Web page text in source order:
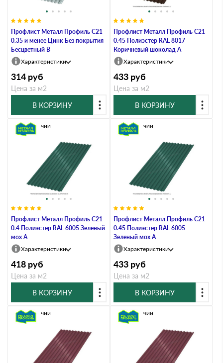
Профлист Металл Профиль C21
0.35 и менее Цинк Без покрытия
Бесцветный B
Характеристики
314 руб
Цена за м2
В КОРЗИНУ
Профлист Металл Профиль C21
0.45 Полиэстер RAL 8017
Коричневый шоколад A
Характеристики
433 руб
Цена за м2
В КОРЗИНУ
Профлист Металл Профиль C21
0.4 Полиэстер RAL 6005 Зеленый
мох A
В наличии
Характеристики
418 руб
Цена за м2
В КОРЗИНУ
Профлист Металл Профиль C21
0.45 Полиэстер RAL 6005
Зеленый мох A
В наличии
Характеристики
433 руб
Цена за м2
В КОРЗИНУ
В наличии В наличии